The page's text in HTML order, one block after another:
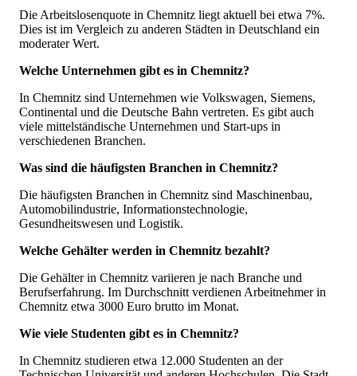
Die Arbeitslosenquote in Chemnitz liegt aktuell bei etwa 7%.
Dies ist im Vergleich zu anderen Städten in Deutschland ein
moderater Wert.
Welche Unternehmen gibt es in Chemnitz?
In Chemnitz sind Unternehmen wie Volkswagen, Siemens,
Continental und die Deutsche Bahn vertreten. Es gibt auch
viele mittelständische Unternehmen und Start-ups in
verschiedenen Branchen.
Was sind die häufigsten Branchen in Chemnitz?
Die häufigsten Branchen in Chemnitz sind Maschinenbau,
Automobilindustrie, Informationstechnologie,
Gesundheitswesen und Logistik.
Welche Gehälter werden in Chemnitz bezahlt?
Die Gehälter in Chemnitz variieren je nach Branche und
Berufserfahrung. Im Durchschnitt verdienen Arbeitnehmer in
Chemnitz etwa 3000 Euro brutto im Monat.
Wie viele Studenten gibt es in Chemnitz?
In Chemnitz studieren etwa 12.000 Studenten an der